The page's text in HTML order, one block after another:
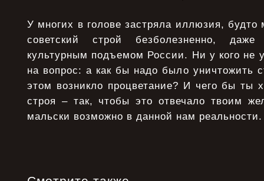
У многих в голове застряла иллюзия,
советский строй безболезненно,
культурным подъемом России. Ни у кого не
на вопрос: а как бы надо было уничтожить
этом возникло процветание? И чего бы ты
строя – так, чтобы это отвечало твоим
мальски возможно в данной нам реальности.